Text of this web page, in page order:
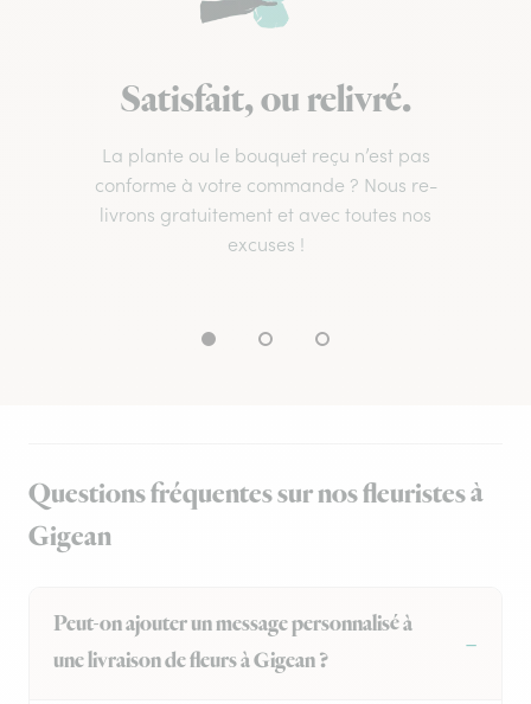
Satisfait, ou relivré.
La plante ou le bouquet reçu n’est pas
conforme à votre commande ? Nous re-
livrons gratuitement et avec toutes nos
excuses !
Questions fréquentes sur nos fleuristes à
Gigean
Peut-on ajouter un message personnalisé à
une livraison de fleurs à Gigean ?